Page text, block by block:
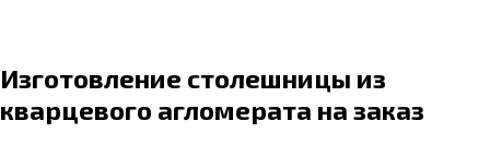
Изготовление столешницы из
кварцевого агломерата на заказ